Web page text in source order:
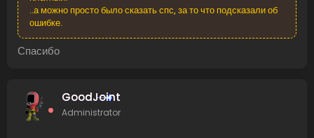
..а можно просто было сказать спс, за то что подсказали об
ошибке.
Спасибо
GoodJoint
Administrator